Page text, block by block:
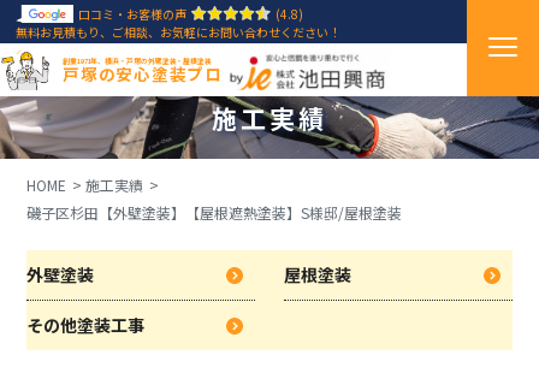
口コミ・お客様の声
(4.8)
無料お見積もり、ご相談、お気軽にお問い合わせください！
創業1971年、横浜・戸塚の外壁塗装・屋根塗装
戸塚の安心塗装プロ
施工実績
HOME
施工実績
磯子区杉田【外壁塗装】【屋根遮熱塗装】S様邸/屋根塗装
外壁塗装 屋根塗装
その他塗装工事